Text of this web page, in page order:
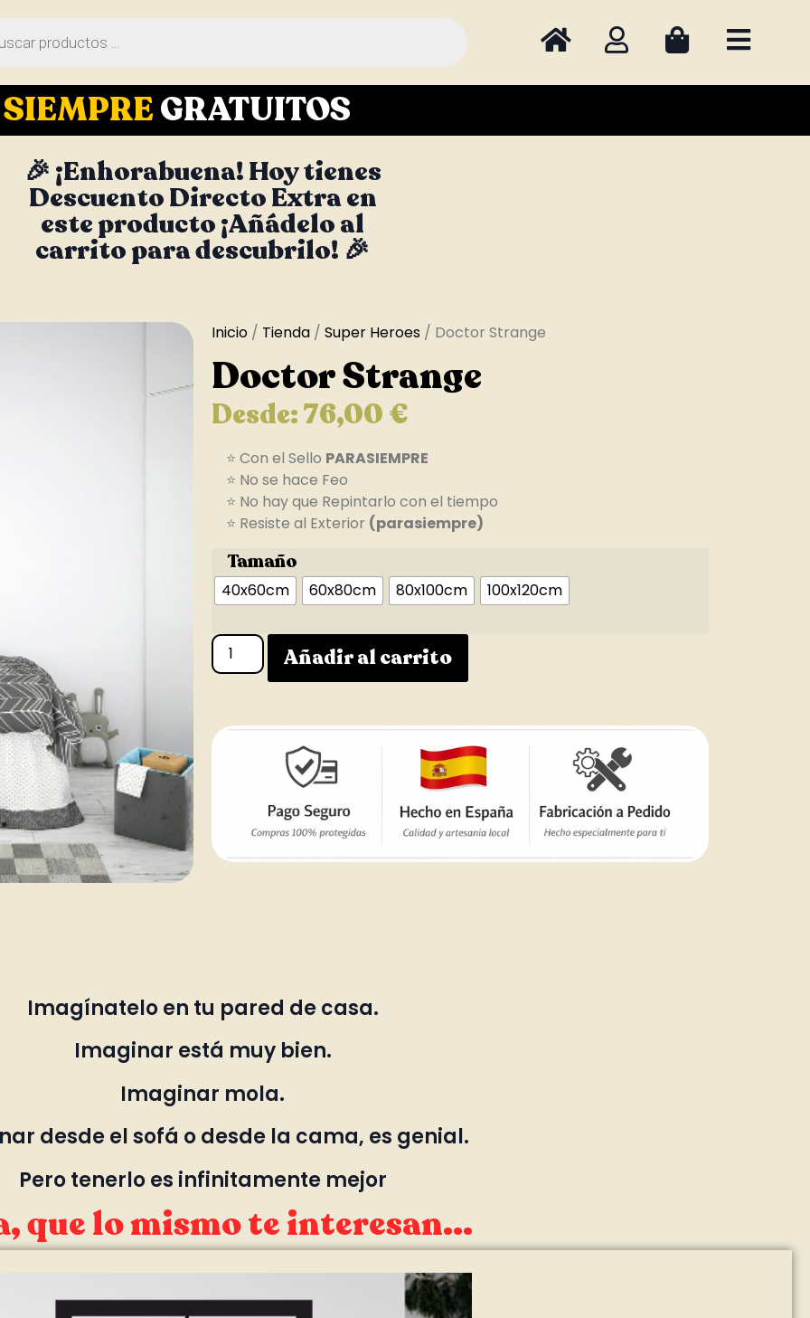
SIEMPREGRATUITOS
🎉 ¡Enhorabuena! Hoy tienes
Descuento Directo Extra en
este producto ¡Añádelo al
carrito para descubrilo! 🎉
Inicio / Tienda / Super Heroes / Doctor Strange
Doctor Strange
Desde:76,00€
⭐ Con el Sello PARASIEMPRE
⭐ No se hace Feo
⭐ No hay que Repintarlo con el tiempo
⭐ Resiste al Exterior (parasiempre)
Tamaño
40x60cm 60x80cm 80x100cm 100x120cm
Añadir al carrito
Imagínatelo en tu pared de casa.
Imaginar está muy bien.
Imaginar mola.
desde el sofá o desde la cama, es genial.
Pero tenerlo es infinitamente mejor
que lo mismo te interesan...